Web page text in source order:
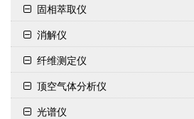
固相萃取仪
消解仪
纤维测定仪
顶空气体分析仪
光谱仪